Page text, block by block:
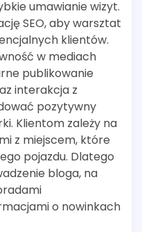
umawianie wizyt.
SEO, aby warsztat
klientów.
w mediach
publikowanie
interakcja z
pozytywny
Klientom zależy na
z miejscem, które
pojazdu. Dlatego
bloga, na
o nowinkach